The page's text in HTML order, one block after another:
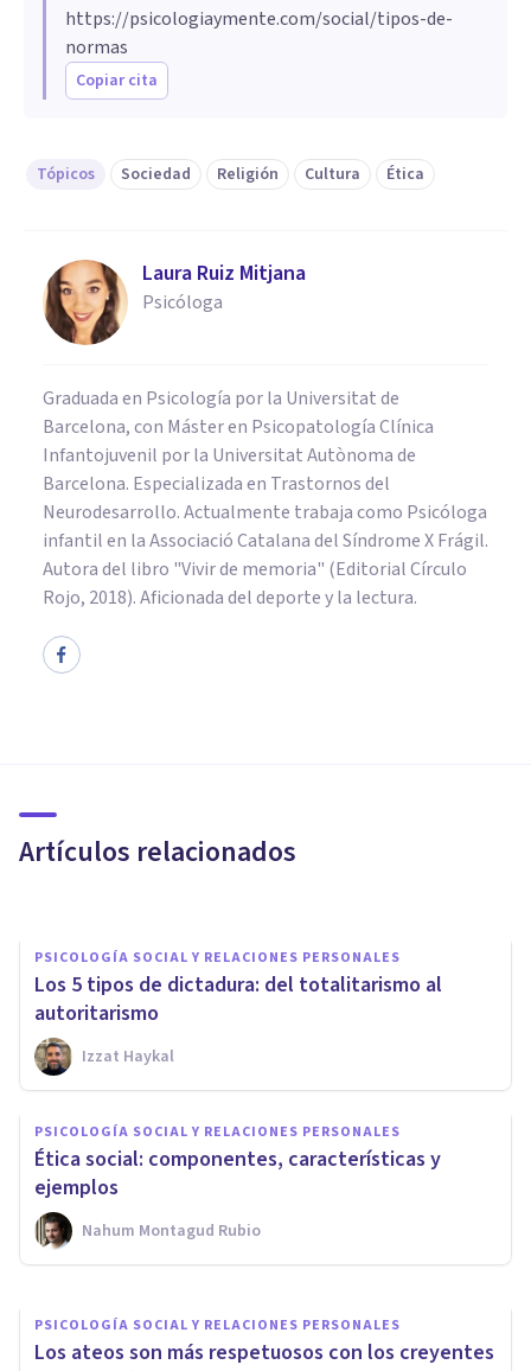
https://psicologiaymente.com/social/tipos-de-
normas
Copiar cita
Tópicos Sociedad Religión Cultura Ética
Laura Ruiz Mitjana
Psicóloga
Graduada en Psicología por la Universitat de
Barcelona, con Máster en Psicopatología Clínica
Infantojuvenil por la Universitat Autònoma de
Barcelona. Especializada en Trastornos del
Neurodesarrollo. Actualmente trabaja como Psicóloga
infantil en la Associació Catalana del Síndrome X Frágil.
Autora del libro "Vivir de memoria" (Editorial Círculo
Rojo, 2018). Aficionada del deporte y la lectura.
Artículos relacionados
liberales y conservadores
PSICOLOGÍA SOCIAL Y RELACIONES PERSONALES
Los 5 tipos de dictadura: del totalitarismo al
autoritarismo
Izzat Haykal
PSICOLOGÍA SOCIAL Y RELACIONES PERSONALES
Ética social: componentes, características y
ejemplos
Nahum Montagud Rubio
14 Ejemplos de Moral y Ética
para la vida cotidiana
Nahum Montagud Rubio
PSICOLOGÍA SOCIAL Y RELACIONES PERSONALES
Los ateos son más respetuosos con los creyentes